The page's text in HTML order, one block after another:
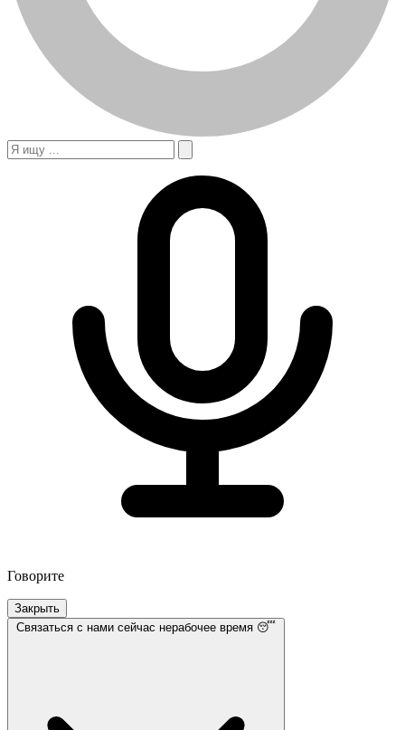
Говорите
Закрыть
Связаться с нами сейчас нерабочее время 😴